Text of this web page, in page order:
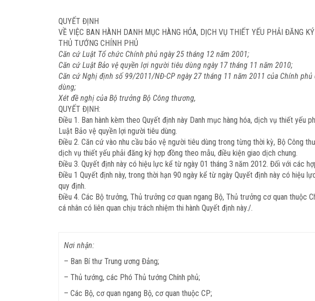
QUYẾT ĐỊNH
VỀ VIỆC BAN HÀNH DANH MỤC HÀNG HÓA, DỊCH VỤ THIẾT YẾU PHẢI ĐĂNG
THỦ TƯỚNG CHÍNH PHỦ
Căn cứ Luật Tổ chức Chính phủ ngày 25 tháng 12 năm 2001;
Căn cứ Luật Bảo vệ quyền lợi người tiêu dùng ngày 17 tháng 11 năm 2010;
Căn cứ Nghị định số 99/2011/NĐ-CP ngày 27 tháng 11 năm 2011 của Chính
dùng;
Xét đề nghị của Bộ trưởng Bộ Công thương,
QUYẾT ĐỊNH:
Điều 1. Ban hành kèm theo Quyết định này Danh mục hàng hóa, dịch vụ thiết
Luật Bảo vệ quyền lợi người tiêu dùng.
Điều 2. Căn cứ vào nhu cầu bảo vệ người tiêu dùng trong từng thời kỳ, Bộ Công
dịch vụ thiết yếu phải đăng ký hợp đồng theo mẫu, điều kiện giao dịch chung.
Điều 3. Quyết định này có hiệu lực kể từ ngày 01 tháng 3 năm 2012. Đối với các
Điều 1 Quyết định này, trong thời hạn 90 ngày kể từ ngày Quyết định này có hiệu
quy định.
Điều 4. Các Bộ trưởng, Thủ trưởng cơ quan ngang Bộ, Thủ trưởng cơ quan thuộc
cá nhân có liên quan chịu trách nhiệm thi hành Quyết định này./.
Nơi nhận:
– Ban Bí thư Trung ương Đảng;
– Thủ tướng, các Phó Thủ tướng Chính phủ;
– Các Bộ, cơ quan ngang Bộ, cơ quan thuộc CP;